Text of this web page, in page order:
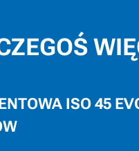
ISO 45